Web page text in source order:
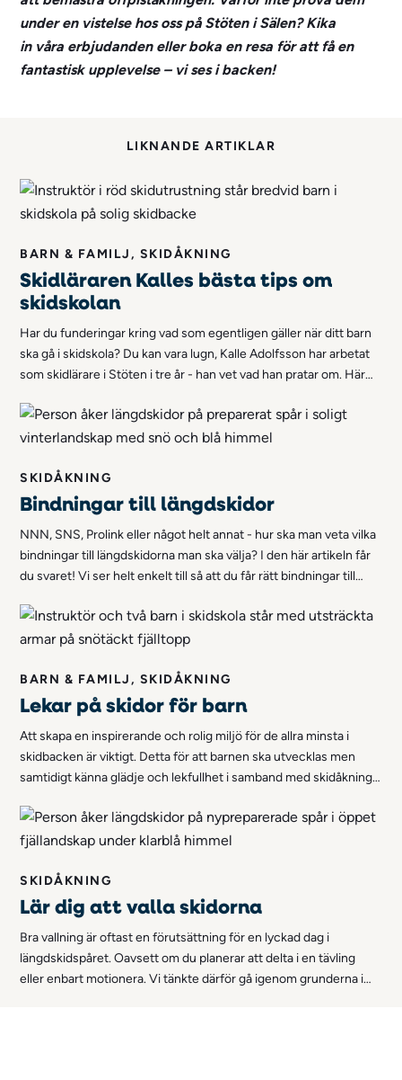
under en vistelse hos oss på Stöten i Sälen? Kika
in våra erbjudandeneller boka en resa för att få en
fantastisk upplevelse – vi ses i backen!
LIKNANDE ARTIKLAR
BARN & FAMILJ, SKIDÅKNING
Skidläraren Kalles bästa tips om
skidskolan
Har du funderingar kring vad som egentligen gäller när ditt barn
ska gå i skidskola? Du kan vara lugn, Kalle Adolfsson har arbetat
som skidlärare i Stöten i tre år - han vet vad han pratar om. Här
innan, under och efter ditt barn går i skidskola i Stöten.
SKIDÅKNING
Bindningar till längdskidor
NNN, SNS, Prolink eller något helt annat - hur ska man veta vilka
bindningar till längdskidorna man ska välja? I den här artikeln får
du svaret! Vi ser helt enkelt till så att du får rätt bindningar till
BARN & FAMILJ, SKIDÅKNING
Lekar på skidor för barn
Att skapa en inspirerande och rolig miljö för de allra minsta i
skidbacken är viktigt. Detta för att barnen ska utvecklas men
samtidigt känna glädje och lekfullhet i samband med skidåkning.
introducera för barnen!
SKIDÅKNING
Lär dig att valla skidorna
Bra vallning är oftast en förutsättning för en lyckad dag i
längdskidspåret. Oavsett om du planerar att delta i en tävling
eller enbart motionera. Vi tänkte därför gå igenom grunderna i